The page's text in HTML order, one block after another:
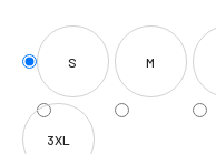
S M
3XL